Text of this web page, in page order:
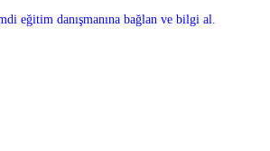
eğitim danışmanına bağlan ve bilgi al.